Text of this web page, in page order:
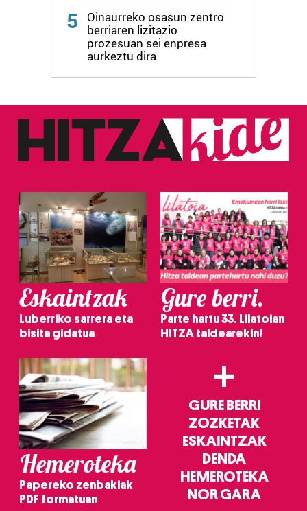
5
Oinaurreko osasun zentro
berriaren lizitazio
prozesuan sei enpresa
aurkeztu dira
Eskaintzak
Luberriko sarrera eta
bisita gidatua
Gure berri.
Parte hartu 33. Lilatoian
HITZA taldearekin!
Hemeroteka
Papereko zenbakiak
PDF formatuan
+
GURE BERRI
ZOZKETAK
ESKAINTZAK
DENDA
HEMEROTEKA
NOR GARA